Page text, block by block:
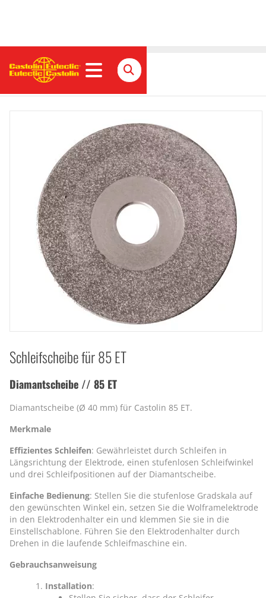
Diamantscheibe / 85 ET
Schleifscheibe für 85 ET
Diamantscheibe // 85 ET
Diamantscheibe (Ø 40 mm) für Castolin 85 ET.
Merkmale
Effizientes Schleifen: Gewährleistet durch Schleifen in
Längsrichtung der Elektrode, einen stufenlosen Schleifwinkel
und drei Schleifpositionen auf der Diamantscheibe.
Einfache Bedienung: Stellen Sie die stufenlose Gradskala auf
den gewünschten Winkel ein, setzen Sie die Wolframelektrode
in den Elektrodenhalter ein und klemmen Sie sie in die
Einstellschablone. Führen Sie den Elektrodenhalter durch
Drehen in die laufende Schleifmaschine ein.
Gebrauchsanweisung
Installation: